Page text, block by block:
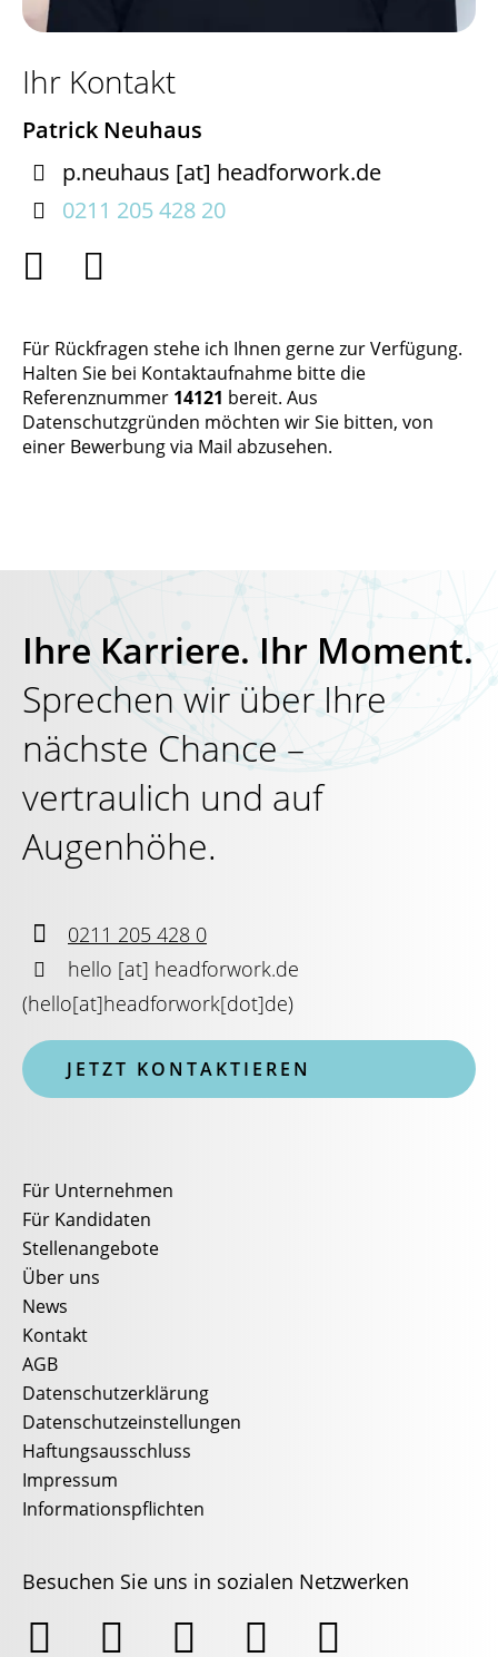
Ihr Kontakt
Patrick Neuhaus

p.neuhaus [at] headforwork.de

0211 205 428 20
 
Für Rückfragen stehe ich Ihnen gerne zur Verfügung.
Halten Sie bei Kontaktaufnahme bitte die
Referenznummer 14121 bereit. Aus
Datenschutzgründen möchten wir Sie bitten, von
einer Bewerbung via Mail abzusehen.
Ihre Karriere. Ihr Moment.
Sprechen wir über Ihre
nächste Chance –
vertraulich und auf
Augenhöhe.

0211 205 428 0

hello [at] headforwork.de
(hello[at]headforwork[dot]de)
JETZT KONTAKTIEREN
Für Unternehmen
Für Kandidaten
Stellenangebote
Über uns
News
Kontakt
AGB
Datenschutzerklärung
Datenschutzeinstellungen
Haftungsausschluss
Impressum
Informationspflichten
Besuchen Sie uns in sozialen Netzwerken
    